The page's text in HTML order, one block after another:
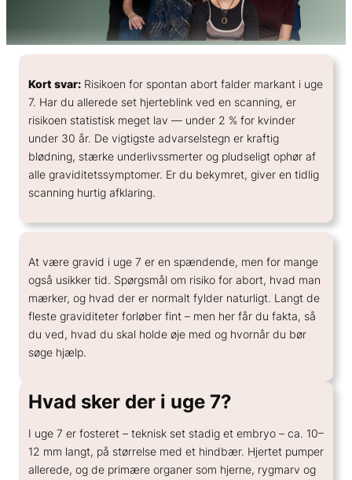
Se alle scanninger → Alle priser →
BEREGN
Terminsberegner
Udregn risiko for abort
Vælg scanning
Beregn HCG
Hvorfor kan kønnet ikke ses?
Graviditet udenfor livmoderen
Hvornår kan man se hjerteblink
NIPT by Life Genomics· fra 3.000 kr.
TVILLING · FRA UGE 10
Life Genomics Twins· fra 3.000 kr.
FIND KLINIK (LIFE
GENOMICS)
København (Gothersgade)
Hillerød
Nordsjælland
Priser →
Book NIPT →
Hvad betyder høj risiko?
Falsk positiv / falsk negativ
NIPT vs moderkageprøve
Udtagning af spiral
Se alle ydelser → Priser →
Viden om prævention
HORMONSPIRAL
Hormonspiral – guide – priser
Hormonspiral bivirkninger
KOBBERSPIRAL
Kobberspiral bivirkninger
Kobberspiral eller hormonspiral?
BEREGNER
Beregn tidspunkt for spiral
Hvad koster en spiral?
Hvor sikker er prævention?
Hvordan kan hormoner påvirke humøret?
Hvordan skifter jeg prævention?
EFTER POSITIV TEST
Tidlig graviditetsscanning
Se alle fertilitetsydelser → Book tid →
I behandling i udlandet?
SATELLITMONITORERING
Sådan hjælper vi dig
De scanninger, din klinik beder om
Er du i tvivl om, hvilken du skal vælge?
Fertilitetsberegner
PCOS og graviditet
Mit forløb
Mød jordemødrene →
Vores klinikker
Gothersgade, Indre København
Gothersgade 150, st. tv. · 1123 København K
Hillerød, Centrumlægerne
Søndre Jernbanevej 4B · 3400 Hillerød
Kort svar: Risikoen for spontan abort falder markant i uge
7. Har du allerede set hjerteblink ved en scanning, er
risikoen statistisk meget lav — under 2 % for kvinder
under 30 år. De vigtigste advarselstegn er kraftig
blødning, stærke underlivssmerter og pludseligt ophør af
alle graviditetssymptomer. Er du bekymret, giver en tidlig
scanning hurtig afklaring.
At være gravid i uge 7 er en spændende, men for mange
også usikker tid. Spørgsmål om risiko for abort, hvad man
mærker, og hvad der er normalt fylder naturligt. Langt de
fleste graviditeter forløber fint – men her får du fakta, så
du ved, hvad du skal holde øje med og hvornår du bør
søge hjælp.
Hvad sker der i uge 7?
I uge 7 er fosteret – teknisk set stadig et embryo – ca. 10–
12 mm langt, på størrelse med et hindbær. Hjertet pumper
allerede, og de primære organer som hjerne, rygmarv og